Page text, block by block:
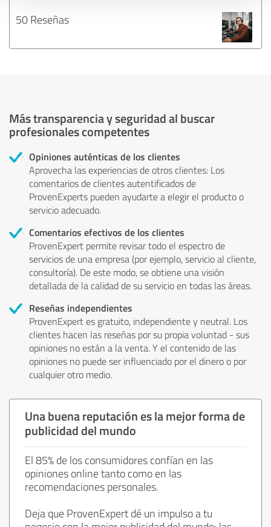
50 Reseñas
Más transparencia y seguridad al buscar
profesionales competentes
Opiniones auténticas de los clientes
Aprovecha las experiencias de otros clientes: Los
comentarios de clientes autentificados de
ProvenExperts pueden ayudarte a elegir el producto o
servicio adecuado.
Comentarios efectivos de los clientes
ProvenExpert permite revisar todo el espectro de
servicios de una empresa (por ejemplo, servicio al cliente,
consultoría). De este modo, se obtiene una visión
detallada de la calidad de su servicio en todas las áreas.
Reseñas independientes
ProvenExpert es gratuito, independiente y neutral. Los
clientes hacen las reseñas por su propia voluntad - sus
opiniones no están a la venta. Y el contenido de las
opiniones no puede ser influenciado por el dinero o por
cualquier otro medio.
Una buena reputación es la mejor forma de
publicidad del mundo
El 85% de los consumidores confían en las
opiniones online tanto como en las
recomendaciones personales.
Deja que ProvenExpert dé un impulso a tu